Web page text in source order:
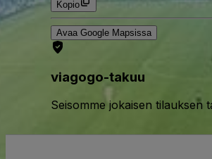
Kopio
Avaa Google Mapsissa
viagogo-takuu
Seisomme jokaisen tilauksen